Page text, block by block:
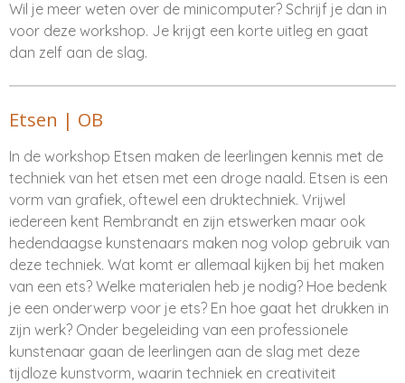
Wil je meer weten over de minicomputer? Schrijf je dan in
voor deze workshop. Je krijgt een korte uitleg en gaat
dan zelf aan de slag.
Etsen | OB
In de workshop Etsen maken de leerlingen kennis met de
techniek van het etsen met een droge naald. Etsen is een
vorm van grafiek, oftewel een druktechniek. Vrijwel
iedereen kent Rembrandt en zijn etswerken maar ook
hedendaagse kunstenaars maken nog volop gebruik van
deze techniek. Wat komt er allemaal kijken bij het maken
van een ets? Welke materialen heb je nodig? Hoe bedenk
je een onderwerp voor je ets? En hoe gaat het drukken in
zijn werk? Onder begeleiding van een professionele
kunstenaar gaan de leerlingen aan de slag met deze
tijdloze kunstvorm, waarin techniek en creativiteit